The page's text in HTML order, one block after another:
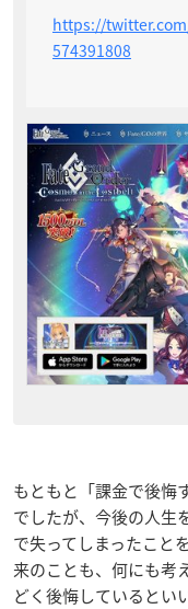
https://
574391808
もともと「課金で後悔
でしたが、今後の人生
で失ってしまったこと
来のことも、何にも考
どく後悔しているとい